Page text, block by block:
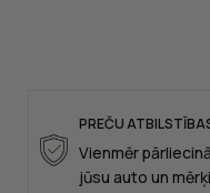
PREČU
Vienmēr
jūsu auto un